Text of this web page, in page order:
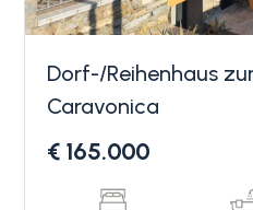
Dorf-/Reihenhaus
Caravonica
€ 165.000